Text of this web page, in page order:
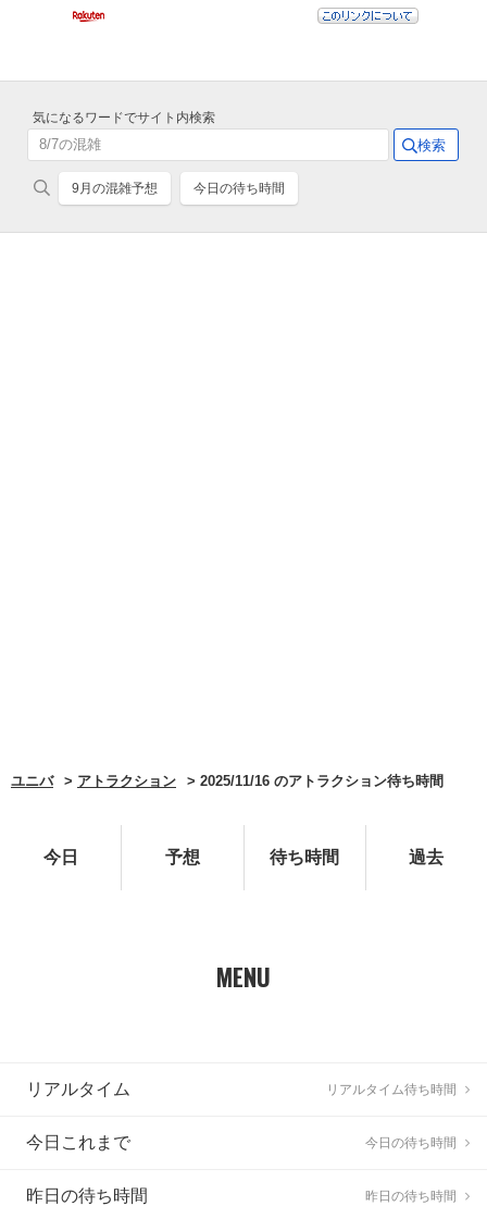
気になるワードでサイト内検索
9月の混雑予想 今日の待ち時間
ユニバ アトラクション 2025/11/16 のアトラクション待ち時間
今日 予想 待ち時間 過去
MENU
リアルタイム リアルタイム待ち時間
今日これまで 今日の待ち時間
昨日の待ち時間 昨日の待ち時間